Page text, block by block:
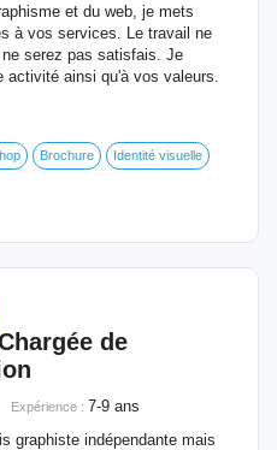
et du web, je mets
à vos services. Le travail ne
serez pas satisfais. Je
activité ainsi qu'à vos valeurs.
Brochure Identité visuelle
de
Expérience : 7-9 ans
graphiste indépendante mais